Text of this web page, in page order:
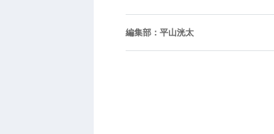
編集部：平山洸太